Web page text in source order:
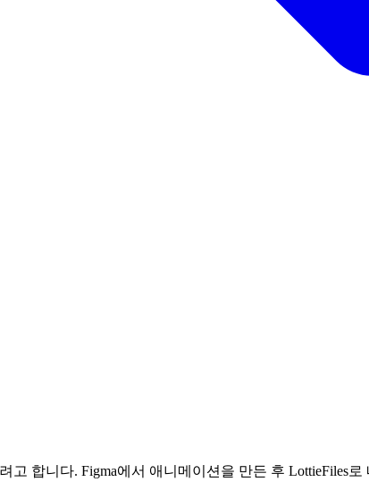
고 합니다. Figma에서 애니메이션을 만든 후 LottieFiles